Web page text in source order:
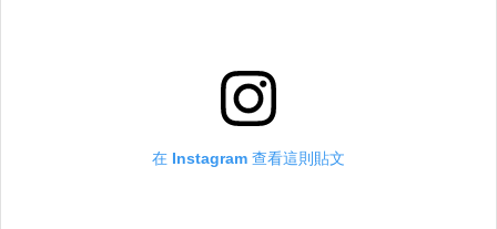
在 Instagram 查看這則貼文